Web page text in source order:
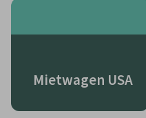
Mietwagen USA